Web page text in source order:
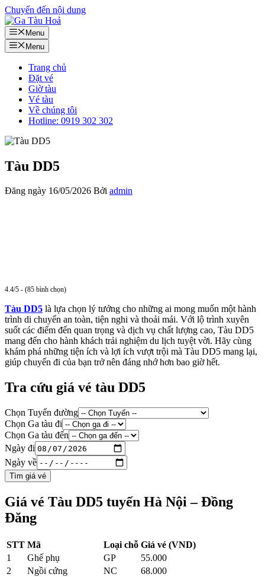
Chuyển đến nội dung
Menu
Menu
Trang chủ
Đặt vé
Giờ tàu
Vé tàu
Về chúng tôi
Hotline: 0919 302 302
Tàu DD5
Đăng ngày 16/05/2026 Bởi admin
4.4/5 - (85 bình chọn)
Tàu DD5 là lựa chọn lý tưởng cho những ai mong muốn một hành
trình di chuyển an toàn, tiện nghi và thoải mái. Với lộ trình xuyên
suốt các điểm đến quan trọng và dịch vụ chất lượng cao, Tàu DD5
mang đến cho hành khách trải nghiệm du lịch tuyệt vời. Hãy cùng
khám phá những tiện ích và lợi ích vượt trội mà Tàu DD5 mang lại,
giúp chuyến đi của bạn trở nên đáng nhớ hơn bao giờ hết.
Tra cứu giá vé tàu DD5
Chọn Tuyến đường
Chọn Ga tàu đi
Chọn Ga tàu đến
Ngày đi
Ngày về
Tìm giá vé
Giá vé Tàu DD5 tuyến Hà Nội – Đồng
Đăng
STT Mã Loại chỗ Giá vé (VND)
1
Ghế phụ GP
55.000
2
Ngồi cứng NC
68.000